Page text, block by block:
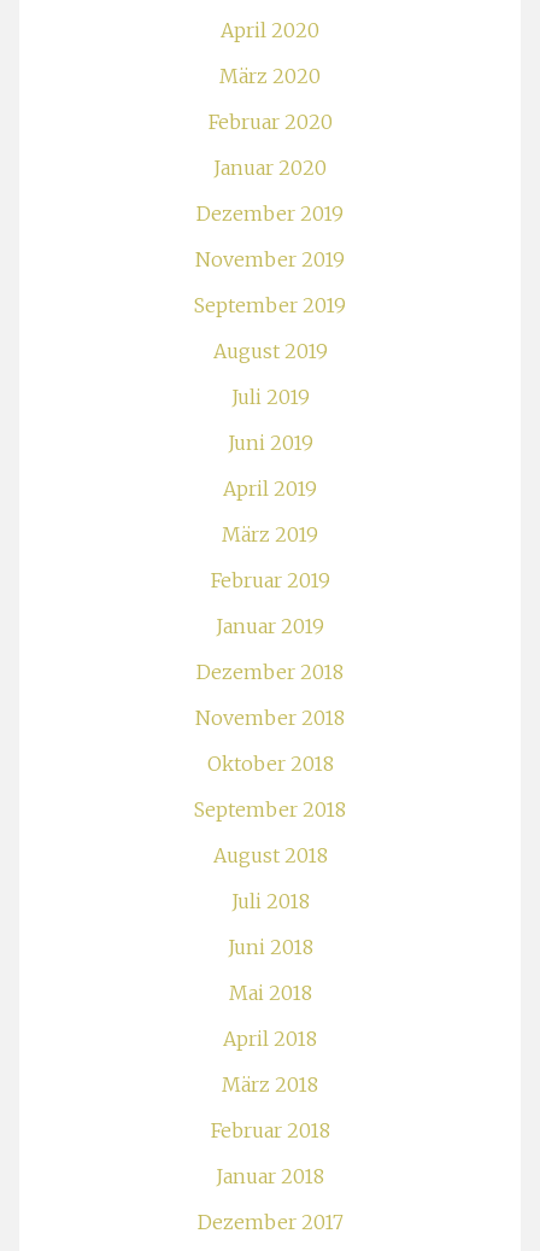
April 2020
März 2020
Februar 2020
Januar 2020
Dezember 2019
November 2019
September 2019
August 2019
Juli 2019
Juni 2019
April 2019
März 2019
Februar 2019
Januar 2019
Dezember 2018
November 2018
Oktober 2018
September 2018
August 2018
Juli 2018
Juni 2018
Mai 2018
April 2018
März 2018
Februar 2018
Januar 2018
Dezember 2017